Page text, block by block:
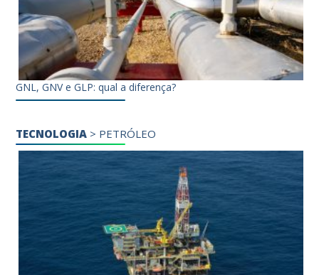
GNL, GNV e GLP: qual a diferença?
TECNOLOGIA > PETRÓLEO